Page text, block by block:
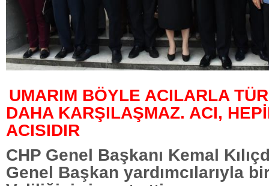
UMARIM BÖYLE ACILARLA
DAHA KARŞILAŞMAZ. ACI,
ACISIDIR
CHP Genel Başkanı Kemal
Genel Başkan yardımcılarıyla